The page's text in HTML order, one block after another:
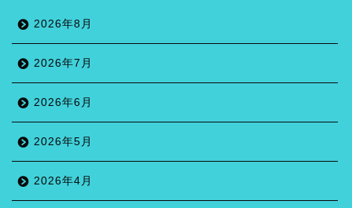
2026年8月
2026年7月
2026年6月
2026年5月
2026年4月